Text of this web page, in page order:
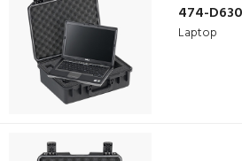
474-
Laptop